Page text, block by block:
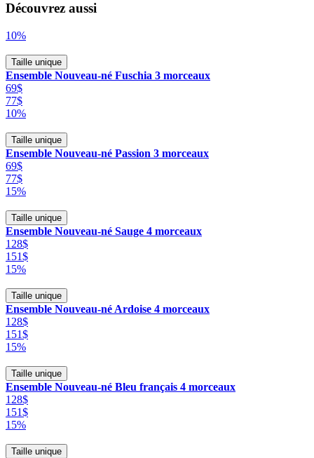
Découvrez aussi
10%
Taille unique
Ensemble Nouveau-né Fuschia 3 morceaux
69$
77$
10%
Taille unique
Ensemble Nouveau-né Passion 3 morceaux
69$
77$
15%
Taille unique
Ensemble Nouveau-né Sauge 4 morceaux
128$
151$
15%
Taille unique
Ensemble Nouveau-né Ardoise 4 morceaux
128$
151$
15%
Taille unique
Ensemble Nouveau-né Bleu français 4 morceaux
128$
151$
15%
Taille unique